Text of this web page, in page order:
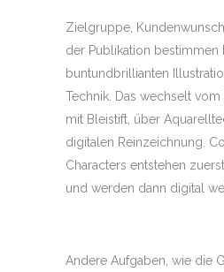
Zielgruppe,
der Publikation bestimmen
buntundbrillianten
Technik. Das wechselt
mit Bleistift, über
digitalen Reinzeichnung.
Characters entstehen
und werden dann digital
Andere Aufgaben, wie die